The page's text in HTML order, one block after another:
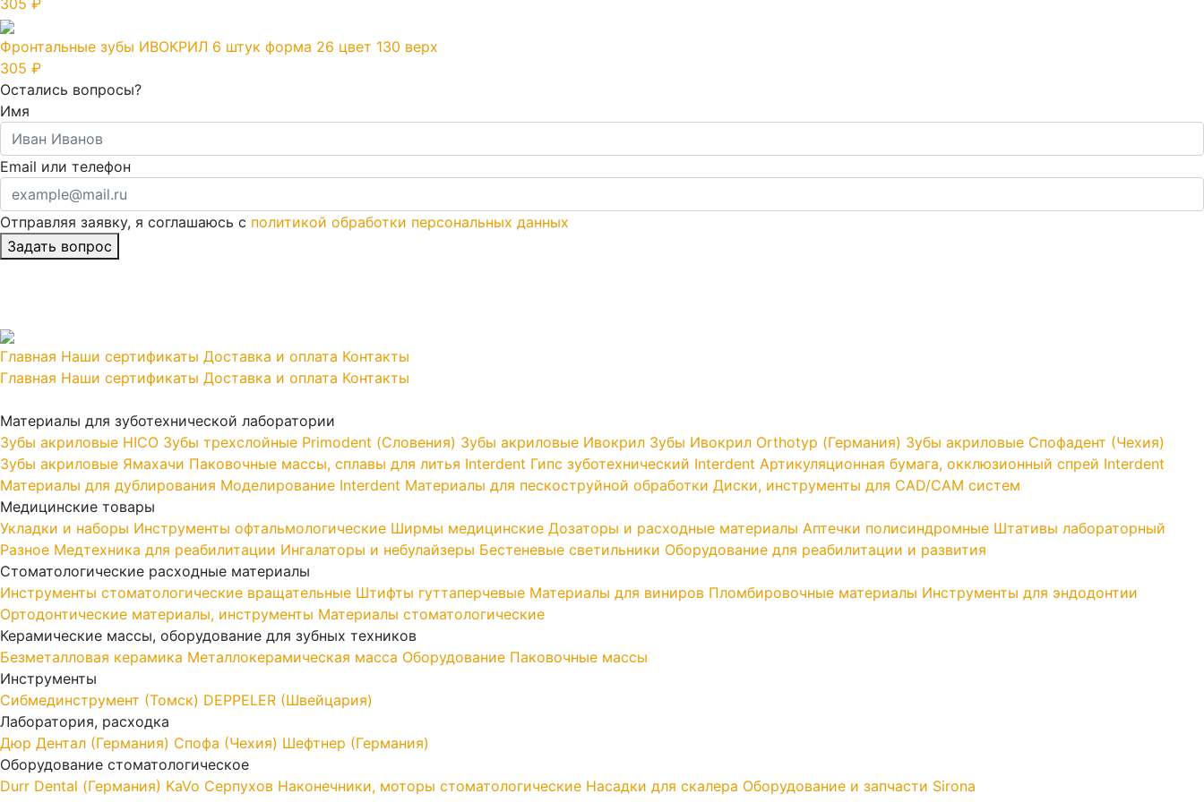
305 ₽
Фронтальные зубы ИВОКРИЛ 6 штук форма 26 цвет 130 верх
305 ₽
Остались вопросы?
Имя
Email или телефон
Отправляя заявку, я соглашаюсь с политикой обработки персональных данных
Главная Наши сертификаты Доставка и оплата Контакты
Главная Наши сертификаты Доставка и оплата Контакты
Материалы для зуботехнической лаборатории
Зубы акриловые HICO Зубы трехслойные Primodent (Словения) Зубы акриловые Ивокрил Зубы Ивокрил Orthotyp (Германия) Зубы акриловые Спофадент (Чехия)
Зубы акриловые Ямахачи Паковочные массы, сплавы для литья Interdent Гипс зуботехнический Interdent Артикуляционная бумага, окклюзионный спрей Interdent
Материалы для дублирования Моделирование Interdent Материалы для пескоструйной обработки Диски, инструменты для CAD/CAM систем
Медицинские товары
Укладки и наборы Инструменты офтальмологические Ширмы медицинские Дозаторы и расходные материалы Аптечки полисиндромные Штативы лабораторный
Разное Медтехника для реабилитации Ингалаторы и небулайзеры Бестеневые светильники Оборудование для реабилитации и развития
Стоматологические расходные материалы
Инструменты стоматологические вращательные Штифты гуттаперчевые Материалы для виниров Пломбировочные материалы Инструменты для эндодонтии
Ортодонтические материалы, инструменты Материалы стоматологические
Керамические массы, оборудование для зубных техников
Безметалловая керамика Металлокерамическая масса Оборудование Паковочные массы
Инструменты
Cибмединструмент (Томск) DEPPELER (Швейцария)
Лаборатория, расходка
Дюр Дентал (Германия) Спофа (Чехия) Шефтнер (Германия)
Оборудование стоматологическое
Durr Dental (Германия) KaVo Серпухов Наконечники, моторы стоматологические Насадки для скалера Оборудование и запчасти Sirona